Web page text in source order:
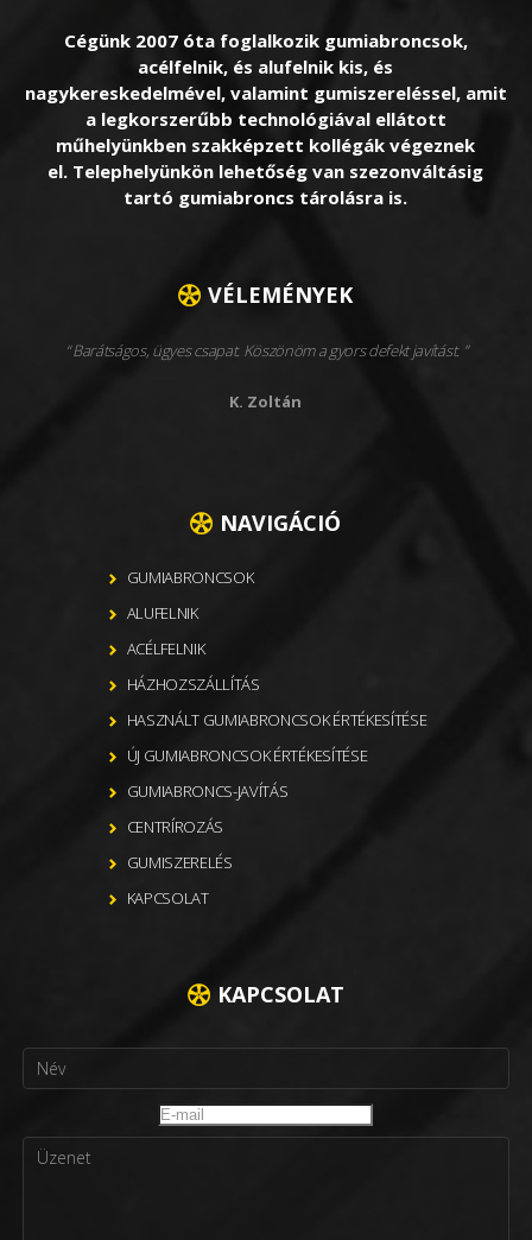
Cégünk 2007 óta foglalkozik gumiabroncsok,
acélfelnik, és alufelnik kis, és
nagykereskedelmével, valamint gumiszereléssel, amit
a legkorszerűbb technológiával ellátott
műhelyünkben szakképzett kollégák végeznek
el. Telephelyünkön lehetőség van szezonváltásig
tartó gumiabroncs tárolásra is.
VÉLEMÉNYEK
Barátságos, ügyes csapat. Köszönöm a gyors defekt javítást.
K. Zoltán
NAVIGÁCIÓ
GUMIABRONCSOK
ALUFELNIK
ACÉLFELNIK
HÁZHOZSZÁLLÍTÁS
HASZNÁLT GUMIABRONCSOK ÉRTÉKESÍTÉSE
ÚJ GUMIABRONCSOK ÉRTÉKESÍTÉSE
GUMIABRONCS-JAVÍTÁS
CENTRÍROZÁS
GUMISZERELÉS
KAPCSOLAT
KAPCSOLAT